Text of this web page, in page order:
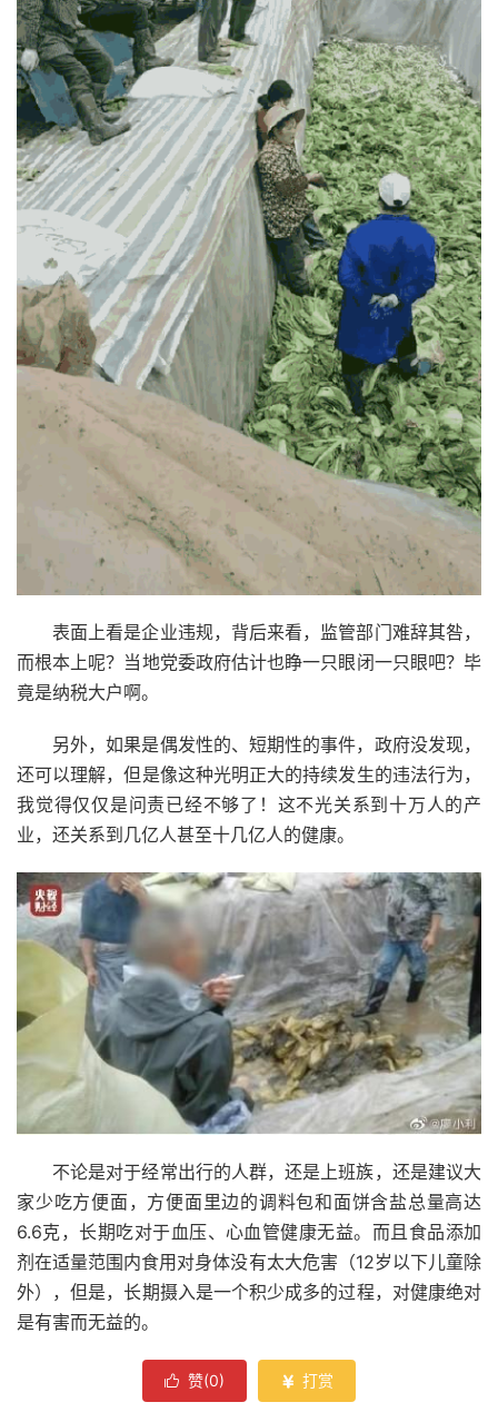
表面上看是企业违规，背后来看，监管部门难辞其咎，
而根本上呢？当地党委政府估计也睁一只眼闭一只眼吧？毕
竟是纳税大户啊。
另外，如果是偶发性的、短期性的事件，政府没发现，
还可以理解，但是像这种光明正大的持续发生的违法行为，
我觉得仅仅是问责已经不够了！这不光关系到十万人的产
业，还关系到几亿人甚至十几亿人的健康。
不论是对于经常出行的人群，还是上班族，还是建议大
家少吃方便面，方便面里边的调料包和面饼含盐总量高达
6.6克，长期吃对于血压、心血管健康无益。而且食品添加
剂在适量范围内食用对身体没有太大危害（12岁以下儿童除
外），但是，长期摄入是一个积少成多的过程，对健康绝对
是有害而无益的。
 赞(0)  打赏